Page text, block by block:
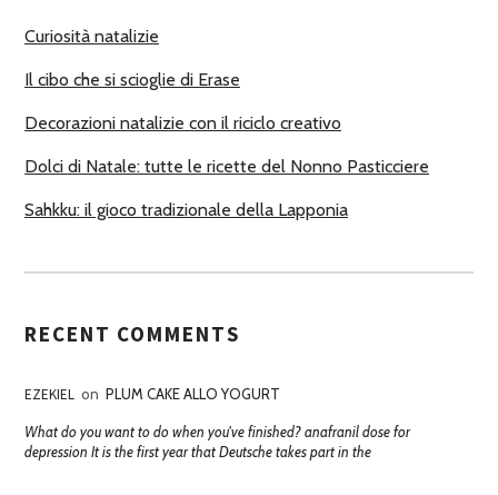
I
Curiosità natalizie
Il cibo che si scioglie di Erase
Decorazioni natalizie con il riciclo creativo
Dolci di Natale: tutte le ricette del Nonno Pasticciere
Sahkku: il gioco tradizionale della Lapponia
RECENT COMMENTS
EZEKIEL on PLUM CAKE ALLO YOGURT
What do you want to do when you've finished? anafranil dose for
depression It is the first year that Deutsche takes part in the